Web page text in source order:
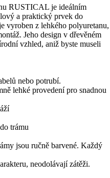
RUSTICAL je ideálním
a praktický prvek do
vyroben z lehkého polyuretanu,
Jeho design v dřevěném
vzhled, aniž byste museli
nebo potrubí.
lehké provedení pro snadnou
trámu
jsou ručně barvené. Každý
neodolávají zátěži.